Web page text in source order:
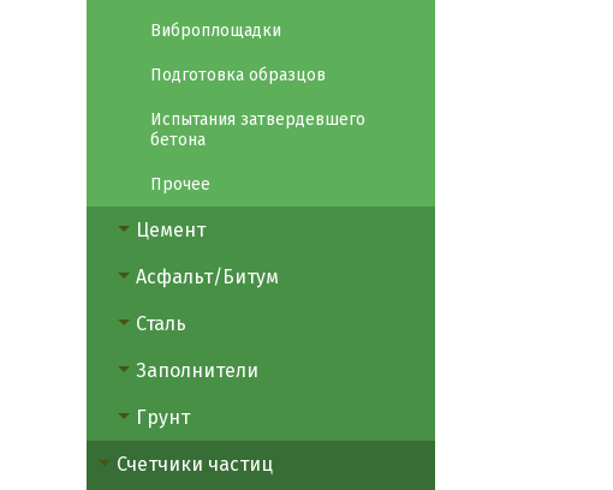
Виброплощадки
Подготовка образцов
Испытания затвердевшего
бетона
Прочее
Цемент
Асфальт/Битум
Сталь
Заполнители
Грунт
Счетчики частиц